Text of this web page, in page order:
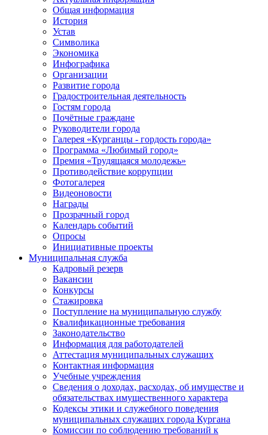
Общая информация
История
Устав
Символика
Экономика
Инфографика
Организации
Развитие города
Градостроительная деятельность
Гостям города
Почётные граждане
Руководители города
Галерея «Курганцы - гордость города»
Программа «Любимый город»
Премия «Трудящаяся молодежь»
Противодействие коррупции
Фотогалерея
Видеоновости
Награды
Прозрачный город
Календарь событий
Опросы
Инициативные проекты
Муниципальная служба
Кадровый резерв
Вакансии
Конкурсы
Стажировка
Поступление на муниципальную службу
Квалификационные требования
Законодательство
Информация для работодателей
Аттестация муниципальных служащих
Контактная информация
Учебные учреждения
Сведения о доходах, расходах, об имуществе и
обязательствах имущественного характера
Кодексы этики и служебного поведения
муниципальных служащих города Кургана
Комиссии по соблюдению требований к